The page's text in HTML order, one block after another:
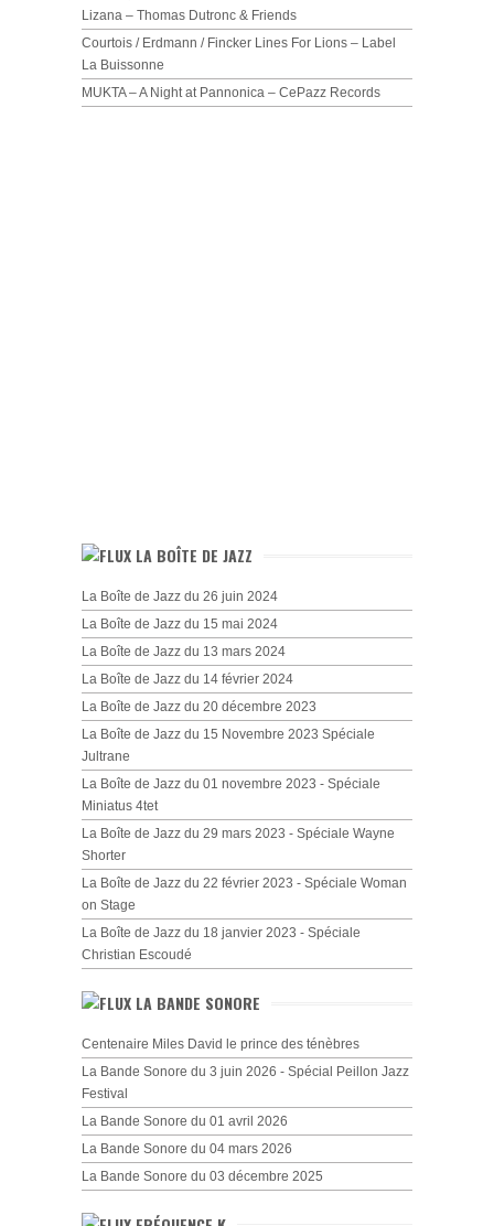
Lizana – Thomas Dutronc & Friends
Courtois / Erdmann / Fincker Lines For Lions – Label
La Buissonne
MUKTA – A Night at Pannonica – CePazz Records
LA BOÎTE DE JAZZ
La Boîte de Jazz du 26 juin 2024
La Boîte de Jazz du 15 mai 2024
La Boîte de Jazz du 13 mars 2024
La Boîte de Jazz du 14 février 2024
La Boîte de Jazz du 20 décembre 2023
La Boîte de Jazz du 15 Novembre 2023 Spéciale
Jultrane
La Boîte de Jazz du 01 novembre 2023 - Spéciale
Miniatus 4tet
La Boîte de Jazz du 29 mars 2023 - Spéciale Wayne
Shorter
La Boîte de Jazz du 22 février 2023 - Spéciale Woman
on Stage
La Boîte de Jazz du 18 janvier 2023 - Spéciale
Christian Escoudé
LA BANDE SONORE
Centenaire Miles David le prince des ténèbres
La Bande Sonore du 3 juin 2026 - Spécial Peillon Jazz
Festival
La Bande Sonore du 01 avril 2026
La Bande Sonore du 04 mars 2026
La Bande Sonore du 03 décembre 2025